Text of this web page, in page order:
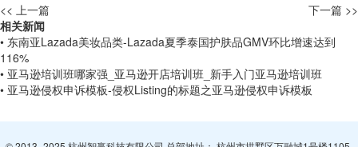
<< 上一篇
下一篇 >>
相关新闻
• 东南亚Lazada美妆品类-Lazada夏季泰国护肤品GMV环比增速达到
116%
• 亚马逊培训班哪家强_亚马逊开店培训班_新手入门亚马逊培训班
• 亚马逊侵权申诉模板-侵权Listing的标题之亚马逊侵权申诉模板